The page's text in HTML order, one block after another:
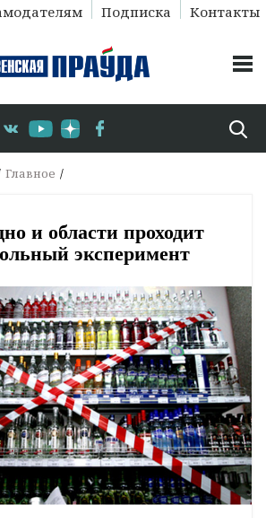
Подписка Контакты
Главное
и области проходит
эксперимент